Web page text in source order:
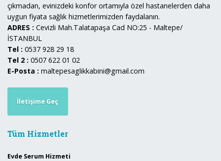
çıkmadan, evinizdeki konfor ortamıyla özel hastanelerden daha
uygun fiyata sağlık hizmetlerimizden faydalanın.
ADRES : Cevizli Mah.Talatapaşa Cad NO:25 - Maltepe/
İSTANBUL
Tel : 0537 928 29 18
Tel 2 : 0507 622 01 02
E-Posta : maltepesaglikkabini@gmail.com
İletişime Geç
Tüm Hizmetler
Evde Serum Hizmeti